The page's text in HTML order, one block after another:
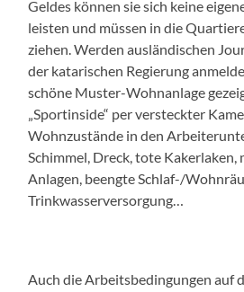
Geldes können sie sich keine
leisten und müssen in die
ziehen. Werden ausländischen
der katarischen Regierung
schöne Muster-Wohnanlage
„Sportinside“ per versteckter
Wohnzustände in den
Schimmel, Dreck, tote
Anlagen, beengte Schlaf-/
Trinkwasserversorgung…
Auch die Arbeitsbedingungen auf